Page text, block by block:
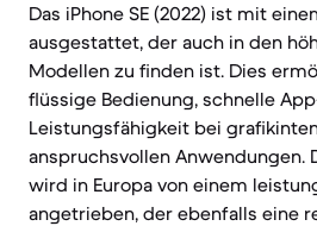
Das iPhone SE (2022) ist mit
ausgestattet, der auch in den
Modellen zu finden ist. Dies
flüssige Bedienung, schnelle
Leistungsfähigkeit bei
anspruchsvollen Anwendungen.
wird in Europa von einem
angetrieben, der ebenfalls eine